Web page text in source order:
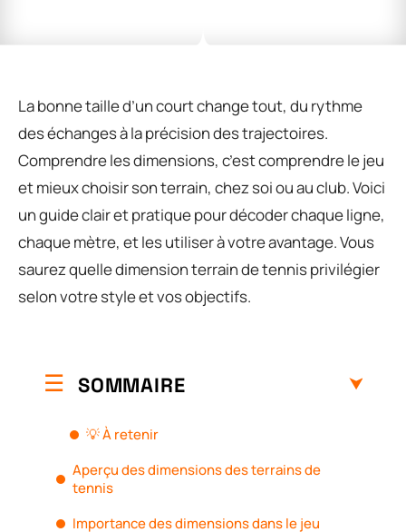
La bonne taille d’un court change tout, du rythme
des échanges à la précision des trajectoires.
Comprendre les dimensions, c’est comprendre le jeu
et mieux choisir son terrain, chez soi ou au club. Voici
un guide clair et pratique pour décoder chaque ligne,
chaque mètre, et les utiliser à votre avantage. Vous
saurez quelle dimension terrain de tennis privilégier
selon votre style et vos objectifs.
SOMMAIRE
💡 À retenir
Aperçu des dimensions des terrains de
tennis
Importance des dimensions dans le jeu